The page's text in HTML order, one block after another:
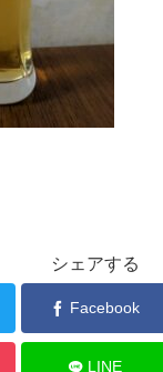
シェアする
Facebook
LINE